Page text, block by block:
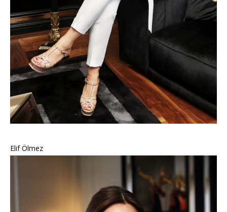
Elif Ölmez